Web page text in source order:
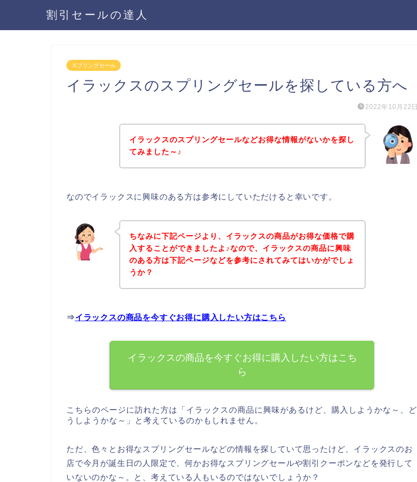
割引セールの達人
スプリングセール
イラックスのスプリングセールを探している方へ
2022年10月22日
イラックスのスプリングセールなどお得な情報がないかを探し
てみました～♪
なのでイラックスに興味のある方は参考にしていただけると幸いです。
ちなみに下記ページより、イラックスの商品がお得な価格で購
入することができましたよ♪なので、イラックスの商品に興味
のある方は下記ページなどを参考にされてみてはいかがでしょ
うか？
⇒イラックスの商品を今すぐお得に購入したい方はこちら
イラックスの商品を今すぐお得に購入したい方はこち
ら
こちらのページに訪れた方は「イラックスの商品に興味があるけど、購入しようかな～、ど
うしようかな～」と考えているのかもしれません。
ただ、色々とお得なスプリングセールなどの情報を探していて思ったけど、イラックスのお
店で今月が誕生日の人限定で、何かお得なスプリングセールや割引クーポンなどを発行して
いないのかな～。と、考えている人もいるのではないでしょうか？